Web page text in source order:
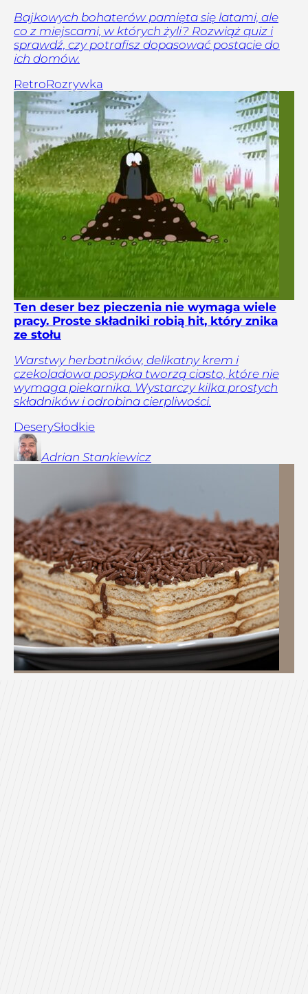
Bajkowych bohaterów pamięta się latami, ale
co z miejscami, w których żyli? Rozwiąż quiz i
sprawdź, czy potrafisz dopasować postacie do
ich domów.
RetroRozrywka
Ten deser bez pieczenia nie wymaga wiele
pracy. Proste składniki robią hit, który znika
ze stołu
Warstwy herbatników, delikatny krem i
czekoladowa posypka tworzą ciasto, które nie
wymaga piekarnika. Wystarczy kilka prostych
składników i odrobina cierpliwości.
DeserySłodkie
Adrian Stankiewicz